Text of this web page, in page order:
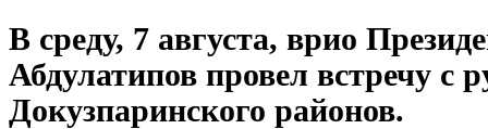
В среду, 7 августа, врио
Абдулатипов провел встречу с
Докузпаринского районов.